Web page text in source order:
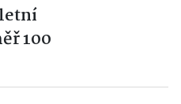
100